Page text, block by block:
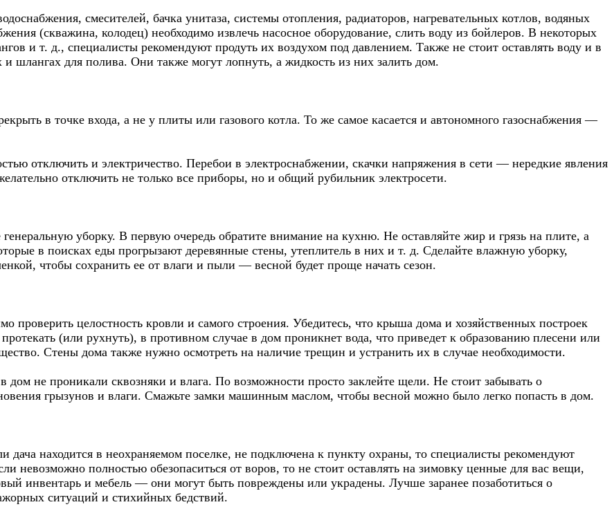
смесителей, бачка унитаза, системы отопления, радиаторов, нагревательных котлов, водяных
(скважина, колодец) необходимо извлечь насосное оборудование, слить воду из бойлеров. В некоторых
и т. д., специалисты рекомендуют продуть их воздухом под давлением. Также не стоит оставлять воду и в
шлангах для полива. Они также могут лопнуть, а жидкость из них залить дом.
в точке входа, а не у плиты или газового котла. То же самое касается и автономного газоснабжения —
отключить и электричество. Перебои в электроснабжении, скачки напряжения в сети — нередкие явления
отключить не только все приборы, но и общий рубильник электросети.
уборку. В первую очередь обратите внимание на кухню. Не оставляйте жир и грязь на плите, а
в поисках еды прогрызают деревянные стены, утеплитель в них и т. д. Сделайте влажную уборку,
чтобы сохранить ее от влаги и пыли — весной будет проще начать сезон.
проверить целостность кровли и самого строения. Убедитесь, что крыша дома и хозяйственных построек
(или рухнуть), в противном случае в дом проникнет вода, что приведет к образованию плесени или
Стены дома также нужно осмотреть на наличие трещин и устранить их в случае необходимости.
дом не проникали сквозняки и влага. По возможности просто заклейте щели. Не стоит забывать о
грызунов и влаги. Смажьте замки машинным маслом, чтобы весной можно было легко попасть в дом.
находится в неохраняемом поселке, не подключена к пункту охраны, то специалисты рекомендуют
невозможно полностью обезопаситься от воров, то не стоит оставлять на зимовку ценные для вас вещи,
инвентарь и мебель — они могут быть повреждены или украдены. Лучше заранее позаботиться о
ситуаций и стихийных бедствий.